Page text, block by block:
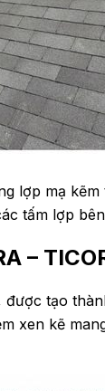
mạ
tấm lợp
–
tạo
kẽ